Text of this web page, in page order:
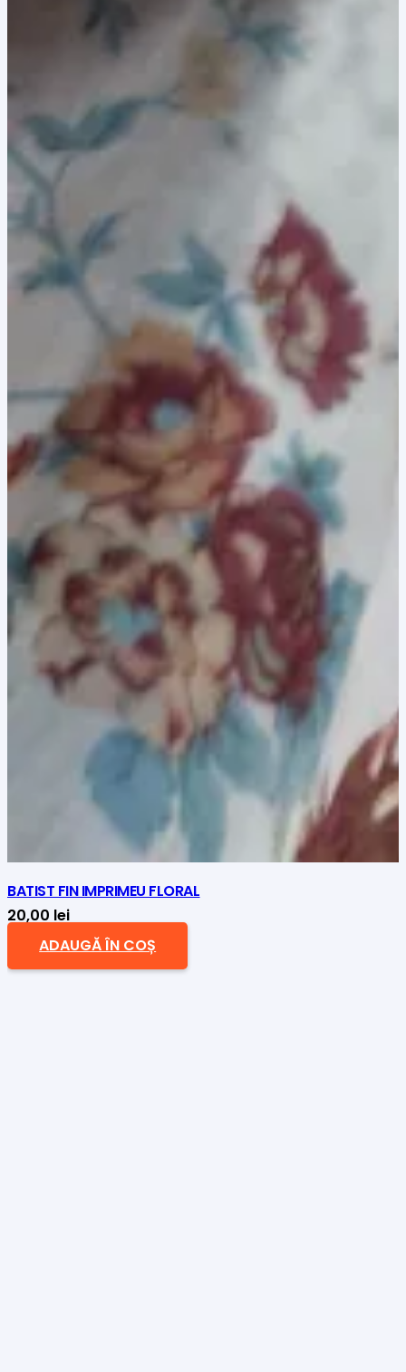
BATIST FIN IMPRIMEU FLORAL
20,00 lei
ADAUGĂ ÎN COȘ